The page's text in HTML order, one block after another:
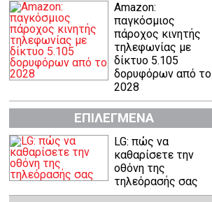
Amazon:
παγκόσμιος
πάροχος κινητής
τηλεφωνίας με
δίκτυο 5.105
δορυφόρων από το
2028
ΕΠΙΛΕΓΜΕΝΑ
LG: πώς να
καθαρίσετε την
οθόνη της
τηλεόρασής σας